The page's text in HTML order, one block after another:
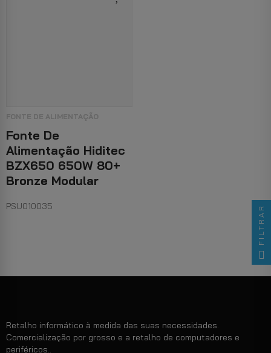
FONTE DE ALIMENTAÇÃO
Fonte De
Alimentação Hiditec
BZX650 650W 80+
Bronze Modular
PSU010035
Retalho informático à medida das suas necessidades.
Comercialização por grosso e a retalho de computadores e
periféricos..
FILTRAR